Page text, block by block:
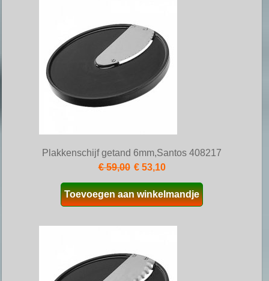
Plakkenschijf getand 6mm,Santos 408217
€ 59,00 € 53,10
Toevoegen aan winkelmandje